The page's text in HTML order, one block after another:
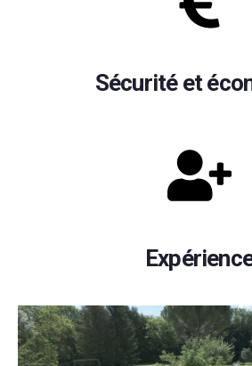
Sécurité et